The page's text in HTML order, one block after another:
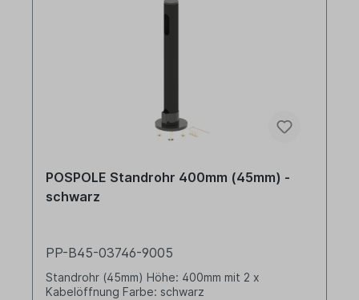
POSPOLE Standrohr 400mm (45mm) -
schwarz
PP-B45-03746-9005
Standrohr (45mm) Höhe: 400mm mit 2 x
Kabelöffnung Farbe: schwarz